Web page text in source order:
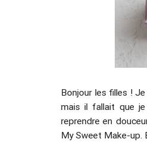
Bonjour les filles !
mais il fallait que
reprendre en
My Sweet Make-up.